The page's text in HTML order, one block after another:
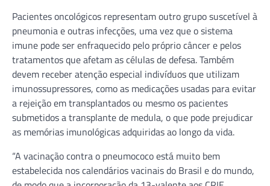
Pacientes oncológicos representam outro grupo suscetível à
pneumonia e outras infecções, uma vez que o sistema
imune pode ser enfraquecido pelo próprio câncer e pelos
tratamentos que afetam as células de defesa. Também
devem receber atenção especial indivíduos que utilizam
imunossupressores, como as medicações usadas para evitar
a rejeição em transplantados ou mesmo os pacientes
submetidos a transplante de medula, o que pode prejudicar
as memórias imunológicas adquiridas ao longo da vida.
“A vacinação contra o pneumococo está muito bem
estabelecida nos calendários vacinais do Brasil e do mundo,